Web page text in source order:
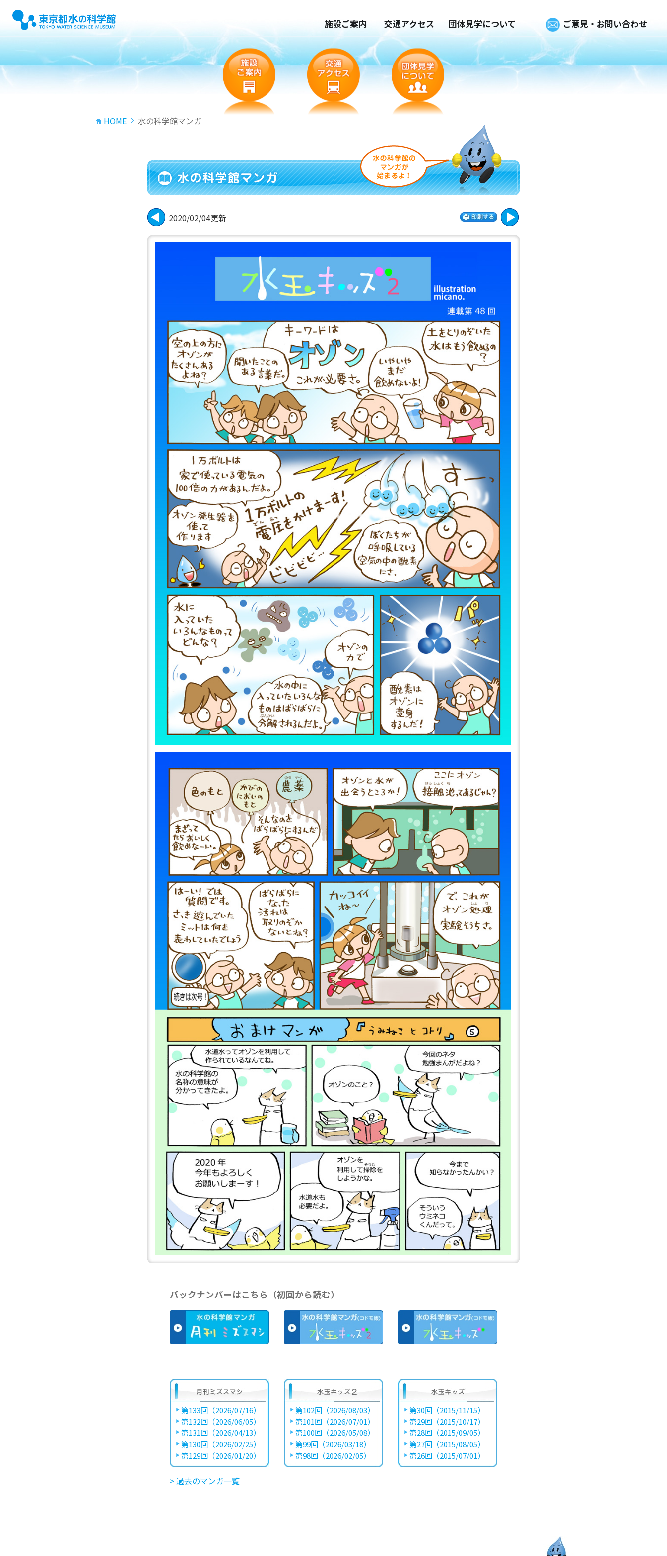
施設ご案内 交通アクセス 団体見学について ご意見・お問い合わせ
HOME 水の科学館マンガ
2020/02/04更新
バックナンバーはこちら（初回から読む）
第133回（2026/07/16）
第132回（2026/06/05）
第131回（2026/04/13）
第130回（2026/02/25）
第129回（2026/01/20）
第102回（2026/08/03）
第101回（2026/07/01）
第100回（2026/05/08）
第99回（2026/03/18）
第98回（2026/02/05）
第30回（2015/11/15）
第29回（2015/10/17）
第28回（2015/09/05）
第27回（2015/08/05）
第26回（2015/07/01）
> 過去のマンガ一覧